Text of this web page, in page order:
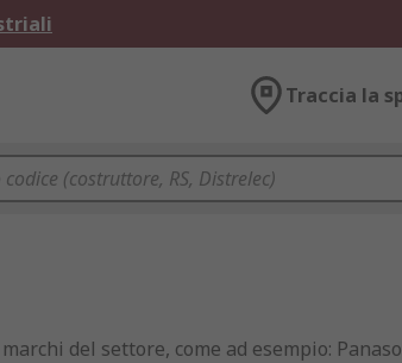
Traccia la
del settore, come ad esempio: